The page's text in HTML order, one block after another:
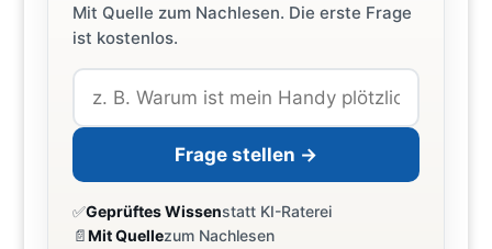
Mit Quelle zum Nachlesen. Die erste Frage
ist kostenlos.
Frage stellen →
✅Geprüftes Wissenstatt KI-Raterei
📄Mit Quellezum Nachlesen